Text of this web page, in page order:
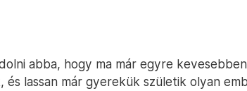
abba, hogy ma már egyre
lassan már gyerekük születik olyan